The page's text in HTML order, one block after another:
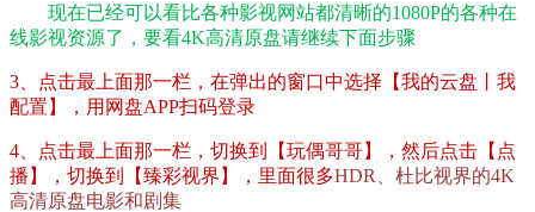
现在已经可以看比各种影视网站都清晰的1080P的各种在
线影视资源了，要看4K高清原盘请继续下面步骤
3、点击最上面那一栏，在弹出的窗口中选择【我的云盘丨我
配置】，用网盘APP扫码登录
4、点击最上面那一栏，切换到【玩偶哥哥】，然后点击【点
播】，切换到【臻彩视界】，里面很多HDR、杜比视界的4K
高清原盘电影和剧集